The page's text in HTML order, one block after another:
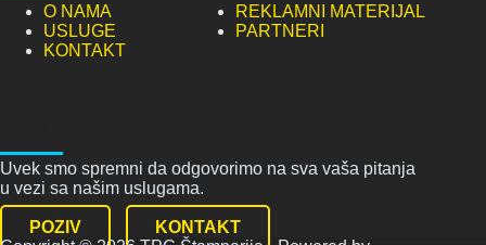
O NAMA
REKLAMNI MATERIJAL
USLUGE
PARTNERI
KONTAKT
Uvek smo spremni da odgovorimo na sva vaša pitanja
u vezi sa našim uslugama.
POZIV
KONTAKT